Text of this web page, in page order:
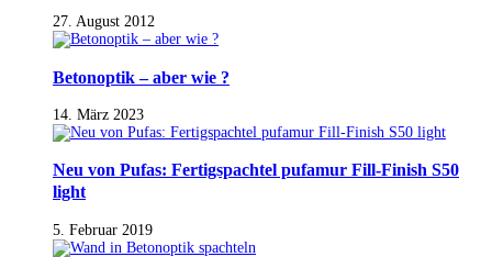
27. August 2012
Betonoptik – aber wie ?
14. März 2023
Neu von Pufas: Fertigspachtel pufamur Fill-Finish S50
light
5. Februar 2019